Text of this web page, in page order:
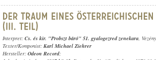
Interpret: Cs. és kir. "Probszt báró" 51. gyalogezred zenekara,
Texter/Komponist: Karl Michael Ziehrer
Hersteller: Odeon Record;